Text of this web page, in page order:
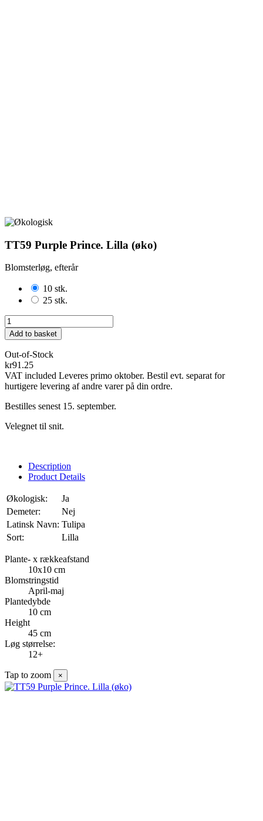
TT59 Purple Prince. Lilla (øko)
Blomsterløg, efterår
10 stk.
25 stk.
Add to basket
Out-of-Stock
kr91.25
VAT included Leveres primo oktober. Bestil evt. separat for
hurtigere levering af andre varer på din ordre.
Bestilles senest 15. september.
Velegnet til snit.
Description
Product Details
Økologisk:
Ja
Demeter:
Nej
Latinsk Navn: Tulipa
Sort:
Lilla
Plante- x rækkeafstand
10x10 cm
Blomstringstid
April-maj
Plantedybde
10 cm
Height
45 cm
Løg størrelse:
12+
Tap to zoom ×